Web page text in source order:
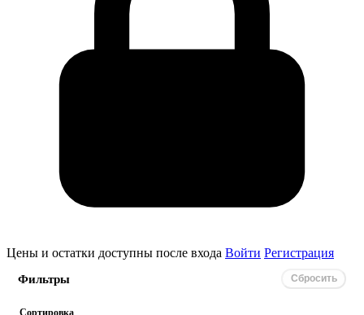
Цены и остатки доступны после входа Войти Регистрация
Фильтры
Сбросить
Сортировка